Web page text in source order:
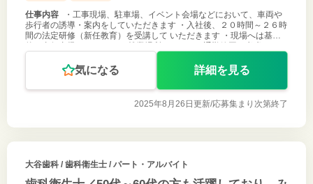
仕事内容
・工事現場、駐車場、イベント会場などにおいて、車両や
歩行者の誘導・案内をしていただきます ・入社後、２０時間～２６時
間の法定研修（新任教育）を受講して いただきます ・現場へは基本
的に直行直帰となります ・就業場所については通勤範囲を考慮します
※未経験の方
気になる 詳細を見る
2025年8月26日更新/応募集まり次第終了
大谷歯科/ 歯科衛生士 / パート・アルバイト